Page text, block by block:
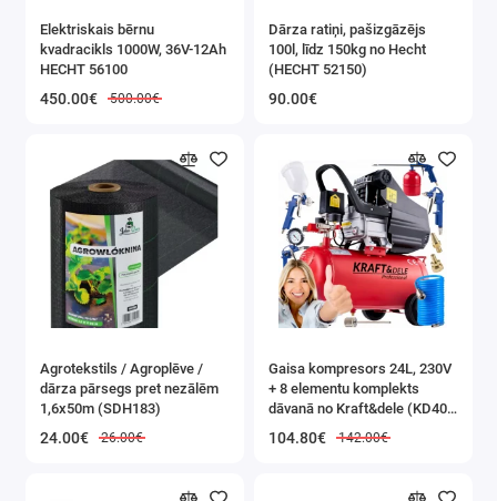
kaltētas sēnes zupām un ēdieniem
kaltēti apelsīni dekorēšanai
žāvētas zivis
Elektriskais bērnu
kvadracikls 1000W, 36V-12Ah
HECHT 56100
450.00€ 500.00€
Dārza ratiņi, pašizgāzējs
100l, līdz 150kg no Hecht
(HECHT 52150)
90.00€
Agrotekstils / Agroplēve /
dārza pārsegs pret nezālēm
1,6x50m (SDH183)
24.00€ 26.00€
Gaisa kompresors 24L, 230V
+ 8 elementu komplekts
dāvanā no Kraft&dele (KD400
104.80€ 142.00€